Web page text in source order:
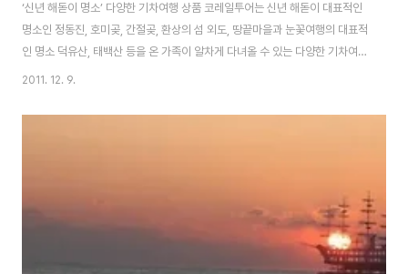
‘신년 해돋이 명소’ 다양한 기차여행 상품 코레일투어는 신년 해돋이 대표적인
명소인 정동진, 호미곶, 간절곶, 환상의 섬 외도, 땅끝마을과 눈꽃여행의 대표적
인 명소 덕유산, 태백산 등을 온 가족이 알차게 다녀올 수 있는 다양한 기차여행
상품을 내놓았다. 우리나라의 가장 유명한 신년 해돋이 명소를 찾아 떠나는 기
거운 추억을 쌓을 수 있는 기차여행 상품”이라고 코레일투어 관계자는 전했다.
질방에서 휴..
2011. 12. 9.